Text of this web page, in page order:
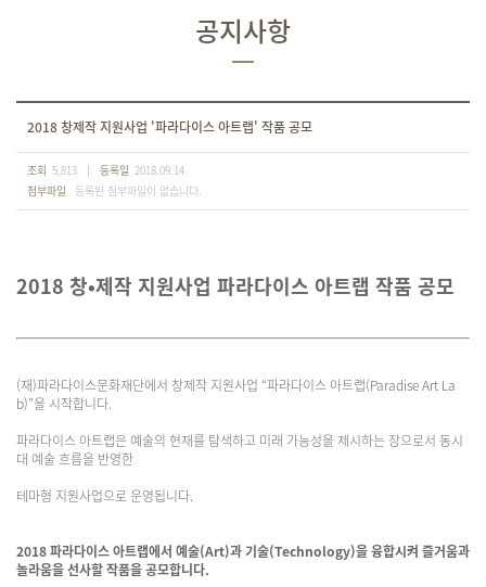
공지사항
2018 창제작 지원사업 '파라다이스 아트랩' 작품 공모
첨부파일 등록된 첨부파일이 없습니다.
조회 5,813 등록일 2018.09.14
2018 창•제작 지원사업 파라다이스 아트랩 작품 공모
(재)파라다이스문화재단에서 창제작 지원사업 “파라다이스 아트랩(Paradise Art La
b)”을 시작합니다.
파라다이스 아트랩은 예술의 현재를 탐색하고 미래 가능성을 제시하는 장으로서 동시
대 예술 흐름을 반영한
테마형 지원사업으로 운영됩니다.
2018 파라다이스 아트랩에서 예술(Art)과 기술(Technology)을 융합시켜 즐거움과
놀라움을 선사할 작품을 공모합니다.